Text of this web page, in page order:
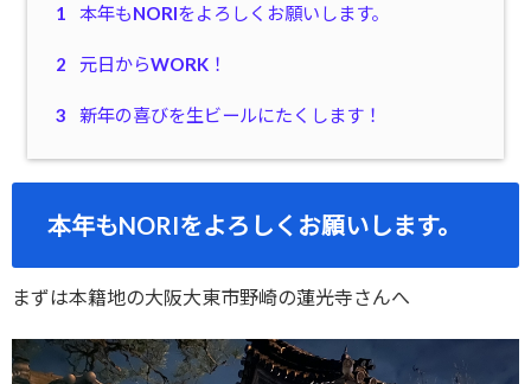
1 本年もNORIをよろしくお願いします。
2 元日からWORK！
3 新年の喜びを生ビールにたくします！
本年もNORIをよろしくお願いします。
まずは本籍地の大阪大東市野崎の蓮光寺さんへ